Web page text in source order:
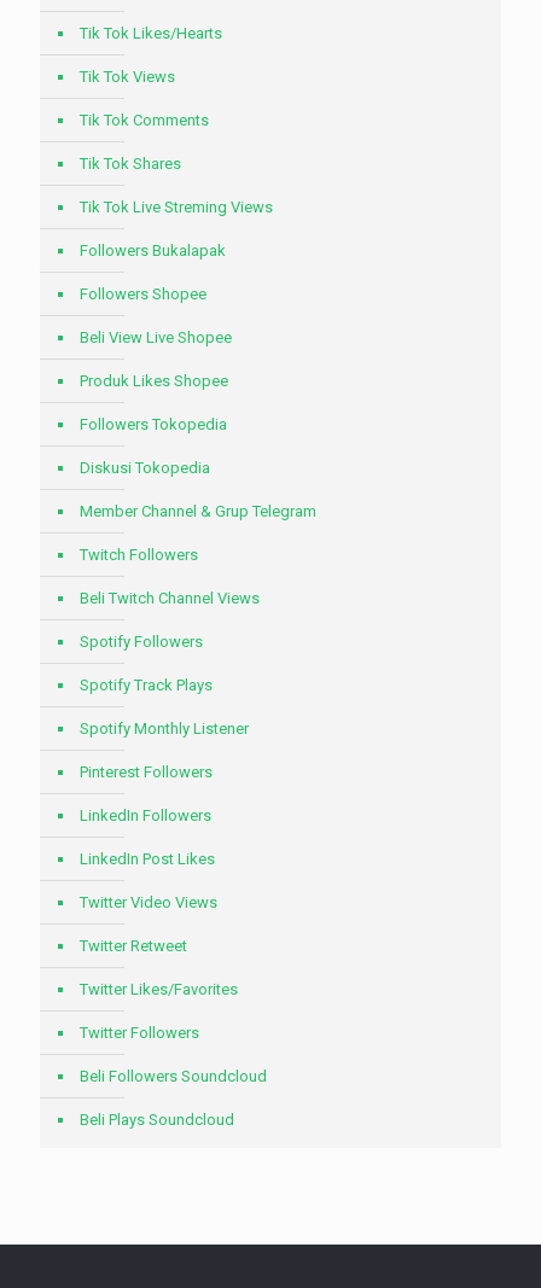
Tik Tok Likes/Hearts
Tik Tok Views
Tik Tok Comments
Tik Tok Shares
Tik Tok Live Streming Views
Followers Bukalapak
Followers Shopee
Beli View Live Shopee
Produk Likes Shopee
Followers Tokopedia
Diskusi Tokopedia
Member Channel & Grup Telegram
Twitch Followers
Beli Twitch Channel Views
Spotify Followers
Spotify Track Plays
Spotify Monthly Listener
Pinterest Followers
LinkedIn Followers
LinkedIn Post Likes
Twitter Video Views
Twitter Retweet
Twitter Likes/Favorites
Twitter Followers
Beli Followers Soundcloud
Beli Plays Soundcloud